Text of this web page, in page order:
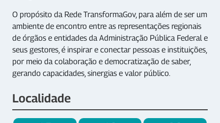
O propósito da Rede TransformaGov, para além de ser um
ambiente de encontro entre as representações regionais
de órgãos e entidades da Administração Pública Federal e
seus gestores, é inspirar e conectar pessoas e instituições,
por meio da colaboração e democratização de saber,
gerando capacidades, sinergias e valor público.
Localidade